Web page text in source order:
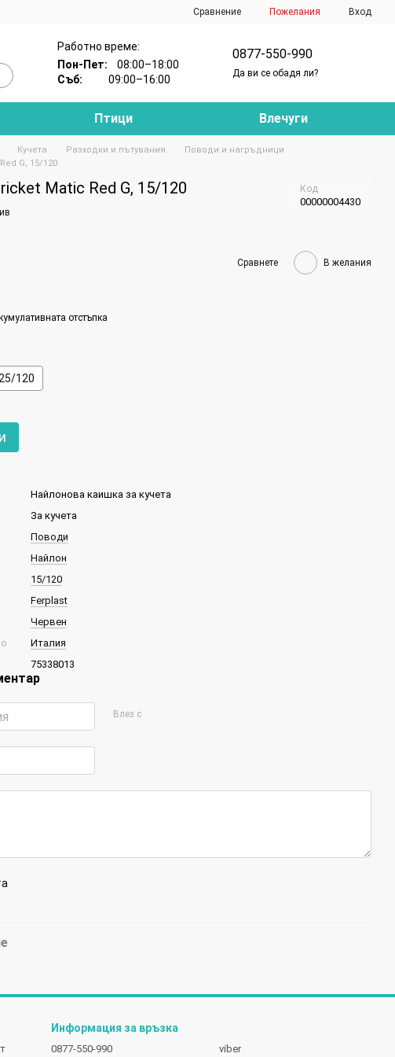
Сравнение Пожелания Вход
Работно време:
Пон-Пет:08:00–18:00
Съб:09:00–16:00
0877-550-990
Да ви се обадя ли?
Птици Влечуги
Кучета Разходки и пътувания
Поводи и нагръдници
G, 15/120
Matic Red G, 15/120 Код
00000004430
Сравнете В желания
отстъпка
25/120
Найлонова каишка за кучета
За кучета
Поводи
Найлон
15/120
Ferplast
Червен
Италия
75338013
Влез с
Информация за връзка
0877-550-990 viber